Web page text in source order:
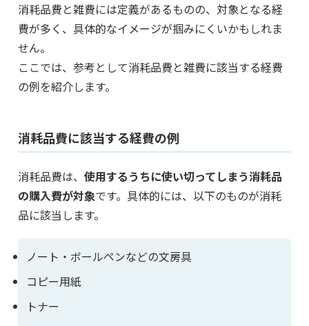
消耗品費と雑費には定義があるものの、対象となる経
費が多く、具体的なイメージが掴みにくいかもしれま
せん。
ここでは、参考として消耗品費と雑費に該当する経費
の例を紹介します。
消耗品費に該当する経費の例
消耗品費は、 使用するうちに使い切ってしまう消耗品
の購入費が対象です。具体的には、以下のものが消耗
品に該当します。
ノート・ボールペンなどの文房具
コピー用紙
トナー